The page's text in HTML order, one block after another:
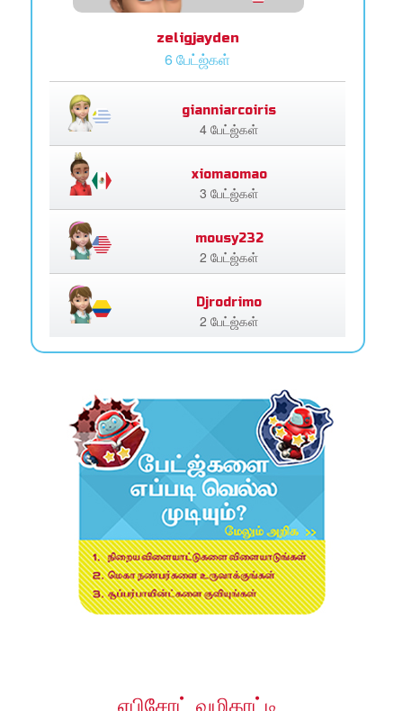
zeligjayden
6 பேட்ஜ்கள்
gianniarcoiris
4 பேட்ஜ்கள்
xiomaomao
3 பேட்ஜ்கள்
mousy232
2 பேட்ஜ்கள்
Djrodrimo
2 பேட்ஜ்கள்
எபிசோட் வழிகாட்டி